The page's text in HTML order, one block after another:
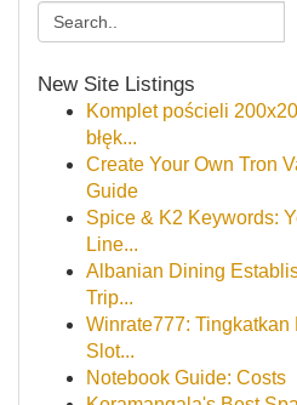
New Site Listings
Komplet pościeli
błęk...
Create Your Own Tron
Guide
Spice & K2 Keywords:
Line...
Albanian Dining
Trip...
Winrate777:
Slot...
Notebook Guide: Costs